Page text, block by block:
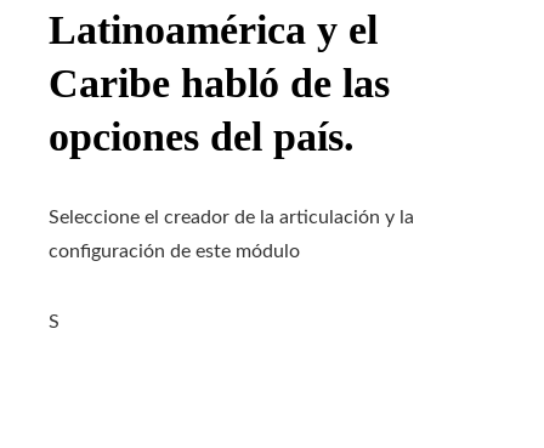
Latinoamérica y el
Caribe habló de las
opciones del país.
Seleccione el creador de la articulación y la
configuración de este módulo
S